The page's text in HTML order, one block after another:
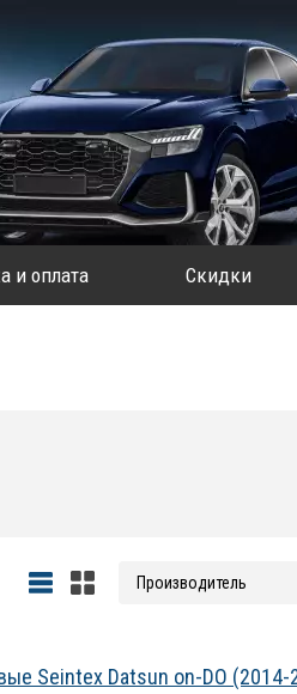
и оплата Скидки
Seintex Datsun on-DO